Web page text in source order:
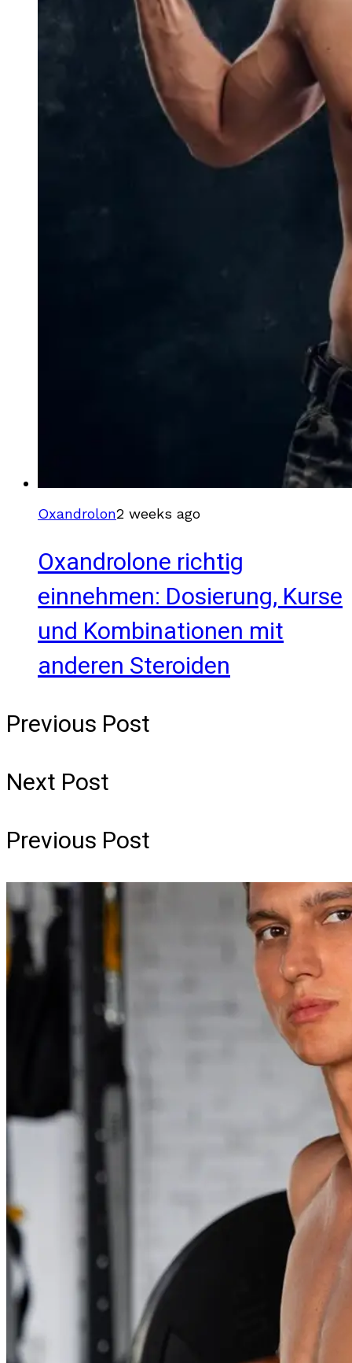
Oxandrolon2 weeks ago
Oxandrolone richtig
einnehmen: Dosierung, Kurse
und Kombinationen mit
anderen Steroiden
Previous Post
Next Post
Previous Post